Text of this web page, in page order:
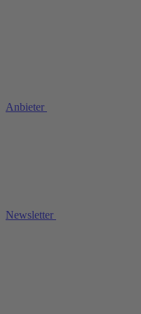
Anbieter
Newsletter